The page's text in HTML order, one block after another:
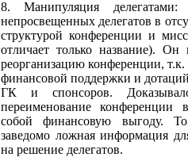
8. Манипуляция
непросвещенных делегатов в
струк­турой конференции и
отличает только название). Он
реоргани­зацию конференции,
финансовой поддержки и
ГК и спонсоров.
переименование конференции
собой финансо­вую выгоду. То
заведомо ложная информация
на решение делега­тов.